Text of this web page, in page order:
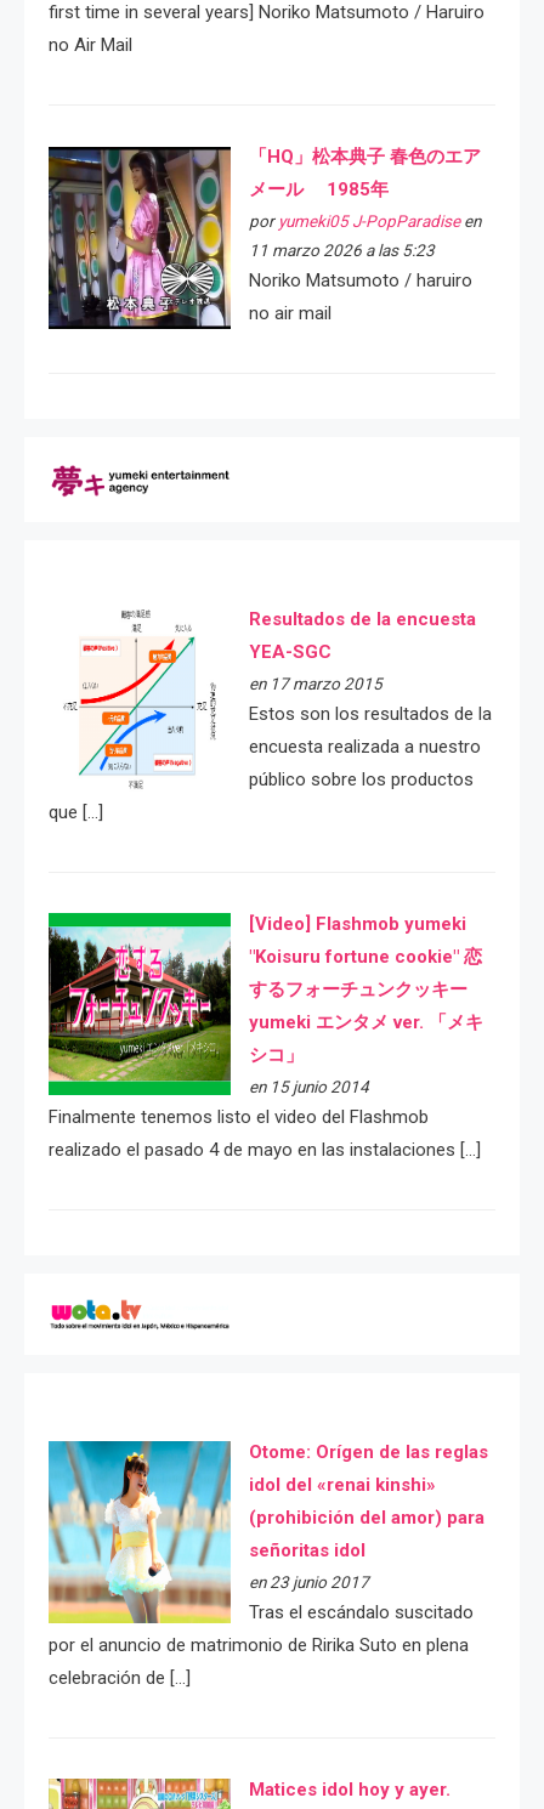
first time in several years] Noriko Matsumoto / Haruiro
no Air Mail
「HQ」松本典子 春色のエア
メール 1985年
por yumeki05 J-PopParadiseen
11 marzo 2026 a las 5:23
Noriko Matsumoto / haruiro
no air mail
Resultados de la encuesta
YEA-SGC
en 17 marzo 2015
Estos son los resultados de la
encuesta realizada a nuestro
público sobre los productos
que […]
[Video] Flashmob yumeki
"Koisuru fortune cookie" 恋
するフォーチュンクッキー
yumeki エンタメ ver. 「メキ
シコ」
en 15 junio 2014
Finalmente tenemos listo el video del Flashmob
realizado el pasado 4 de mayo en las instalaciones […]
Otome: Orígen de las reglas
idol del «renai kinshi»
(prohibición del amor) para
señoritas idol
en 23 junio 2017
Tras el escándalo suscitado
por el anuncio de matrimonio de Ririka Suto en plena
celebración de […]
Matices idol hoy y ayer.